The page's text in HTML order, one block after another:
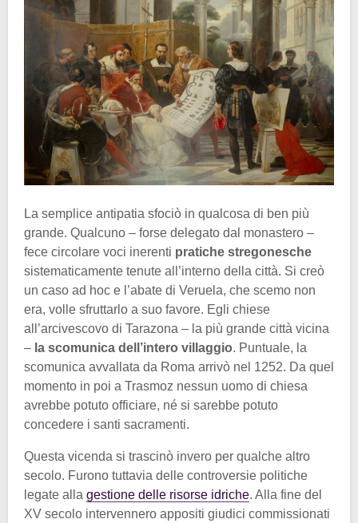
La semplice antipatia sfociò in qualcosa di ben più
grande. Qualcuno – forse delegato dal monastero –
fece circolare voci inerenti pratiche stregonesche
sistematicamente tenute all’interno della città. Si creò
un caso ad hoc e l’abate di Veruela, che scemo non
era, volle sfruttarlo a suo favore. Egli chiese
all’arcivescovo di Tarazona – la più grande città vicina
– la scomunica dell’intero villaggio. Puntuale, la
scomunica avvallata da Roma arrivò nel 1252. Da quel
momento in poi a Trasmoz nessun uomo di chiesa
avrebbe potuto officiare, né si sarebbe potuto
concedere i santi sacramenti.
Questa vicenda si trascinò invero per qualche altro
secolo. Furono tuttavia delle controversie politiche
legate alla gestione delle risorse idriche. Alla fine del
XV secolo intervennero appositi giudici commissionati